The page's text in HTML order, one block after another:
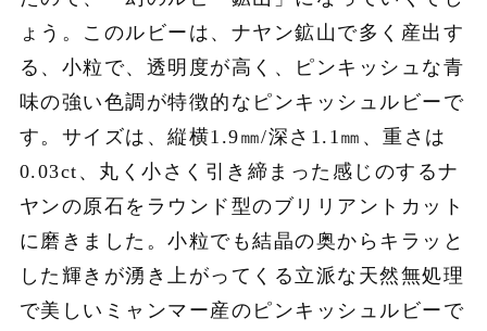
ょう。このルビーは、ナヤン鉱山で多く産出す
る、小粒で、透明度が高く、ピンキッシュな青
味の強い色調が特徴的なピンキッシュルビーで
す。サイズは、縦横1.9㎜/深さ1.1㎜、重さは
0.03ct、丸く小さく引き締まった感じのするナ
ヤンの原石をラウンド型のブリリアントカット
に磨きました。小粒でも結晶の奥からキラッと
した輝きが湧き上がってくる立派な天然無処理
で美しいミャンマー産のピンキッシュルビーで